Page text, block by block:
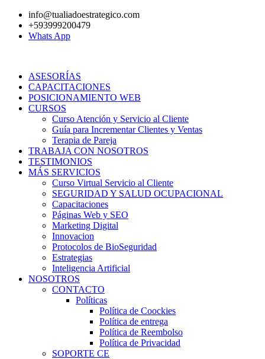
contenido
info@tualiadoestrategico.com
+593999200479
Whats App
ASESORÍAS
CAPACITACIONES
POSICIONAMIENTO WEB
CURSOS
Curso Atención y Servicio al Cliente
Guía para Incrementar Clientes y Ventas
Terapia de Pareja
TRABAJA CON NOSOTROS
TESTIMONIOS
MÁS SERVICIOS
Curso Virtual Servicio al Cliente
SEGURIDAD Y SALUD OCUPACIONAL
Capacitaciones
Páginas Web y SEO
Marketing Digital
Innovacion
Protocolos de BioSeguridad
Estrategias
Inteligencia Artificial
NOSOTROS
CONTACTO
Políticas
Política de Coockies
Política de entrega
Política de Reembolso
Política de Privacidad
SOPORTE CE